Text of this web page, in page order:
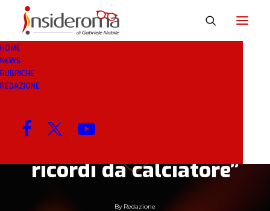
HOME
NEWS
RUBRICHE
REDAZIONE
18 GEN 2019
con Di Francesco, ma a
ricordi da calciatore”
By Redazione